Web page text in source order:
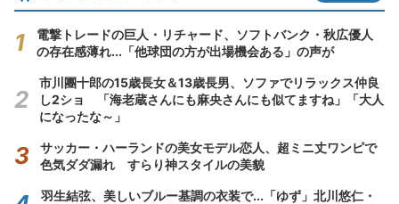
電撃トレードの巨人・リチャード、ソフトバンク・秋広優人
の存在感薄れ...「他球団の方が出場機会ある」の声が
市川團十郎の15歳長女＆13歳長男、ソファでリラックス仲良
し2ショ 「海老蔵さんにも麻央さんにも似てますね」「大人
になったな～」
サッカー・ハーランドの美女モデル恋人、超ミニ丈ワンピで
色気ダダ漏れ すらり神スタイルの美貌
羽生結弦、美しいブルー基調の衣装で...「ゆず」北川悠仁・